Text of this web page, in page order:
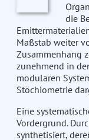
die
Maßstab weiter
Zusammenhang
zunehmend in
modularen
Stöchiometrie
Eine
Vordergrund.
synthetisiert,